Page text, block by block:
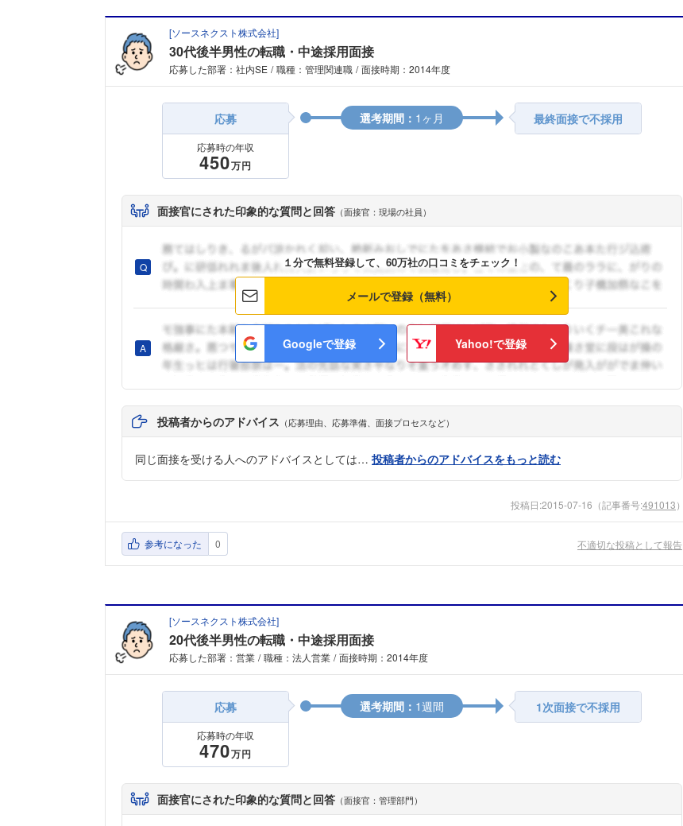
フォローしました
[ソースネクスト株式会社]
30代後半男性の転職・中途採用面接
応募した部署：社内SE 職種：管理関連職 面接時期：2014年度
選考期間： 1ヶ月
応募
応募時の年収
450万円
最終面接で不採用
面接官にされた印象的な質問と回答 （面接官：現場の社員）
１分で無料登録して、60万社の口コミをチェック！
メールで登録（無料）
Googleで登録 Yahoo!で登録
投稿者からのアドバイス （応募理由、応募準備、面接プロセスなど）
同じ面接を受ける人へのアドバイスとしては… 投稿者からのアドバイスをもっと読む
投稿日:2015-07-16 （記事番号:491013）
参考になった 0 不適切な投稿として報告
[ソースネクスト株式会社]
20代後半男性の転職・中途採用面接
応募した部署：営業 職種：法人営業 面接時期：2014年度
選考期間： 1週間
応募
応募時の年収
470万円
1次面接で不採用
面接官にされた印象的な質問と回答 （面接官：管理部門）